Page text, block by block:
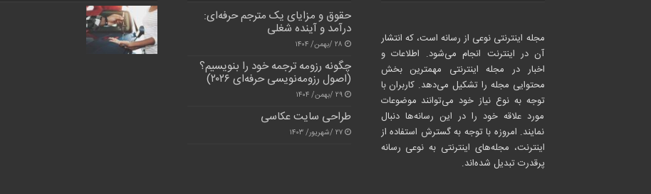
مجله اینترنتی نوعی از رسانه است، که انتشار
آن در اینترنت انجام می‌شود. اطلاعات و
اخبار در مجله اینترنتی مهمترین بخش
محتوایی مجله را تشکیل می‌دهد. کاربران با
توجه به نوع نیاز خود می‌توانند موضوعات
مورد علاقه خود را در این رسانه‌ها دنبال
نمایند. امروزه با توجه به گسترش استفاده از
اینترنت، مجله‌های اینترنتی به نوعی رسانه
پرقدرت تبدیل شده‌اند.
حقوق و مزایای یک مترجم حرفه‌ای:
درآمد و آینده شغلی
۲۸ /بهمن/ ۱۴۰۴
چگونه رزومه ترجمه خود را بنویسیم؟
(اصول رزومه‌نویسی حرفه‌ای ۲۰۲۶)
۲۹ /بهمن/ ۱۴۰۴
طراحی سایت عکاسی
۲۷ /شهریور/ ۱۴۰۳